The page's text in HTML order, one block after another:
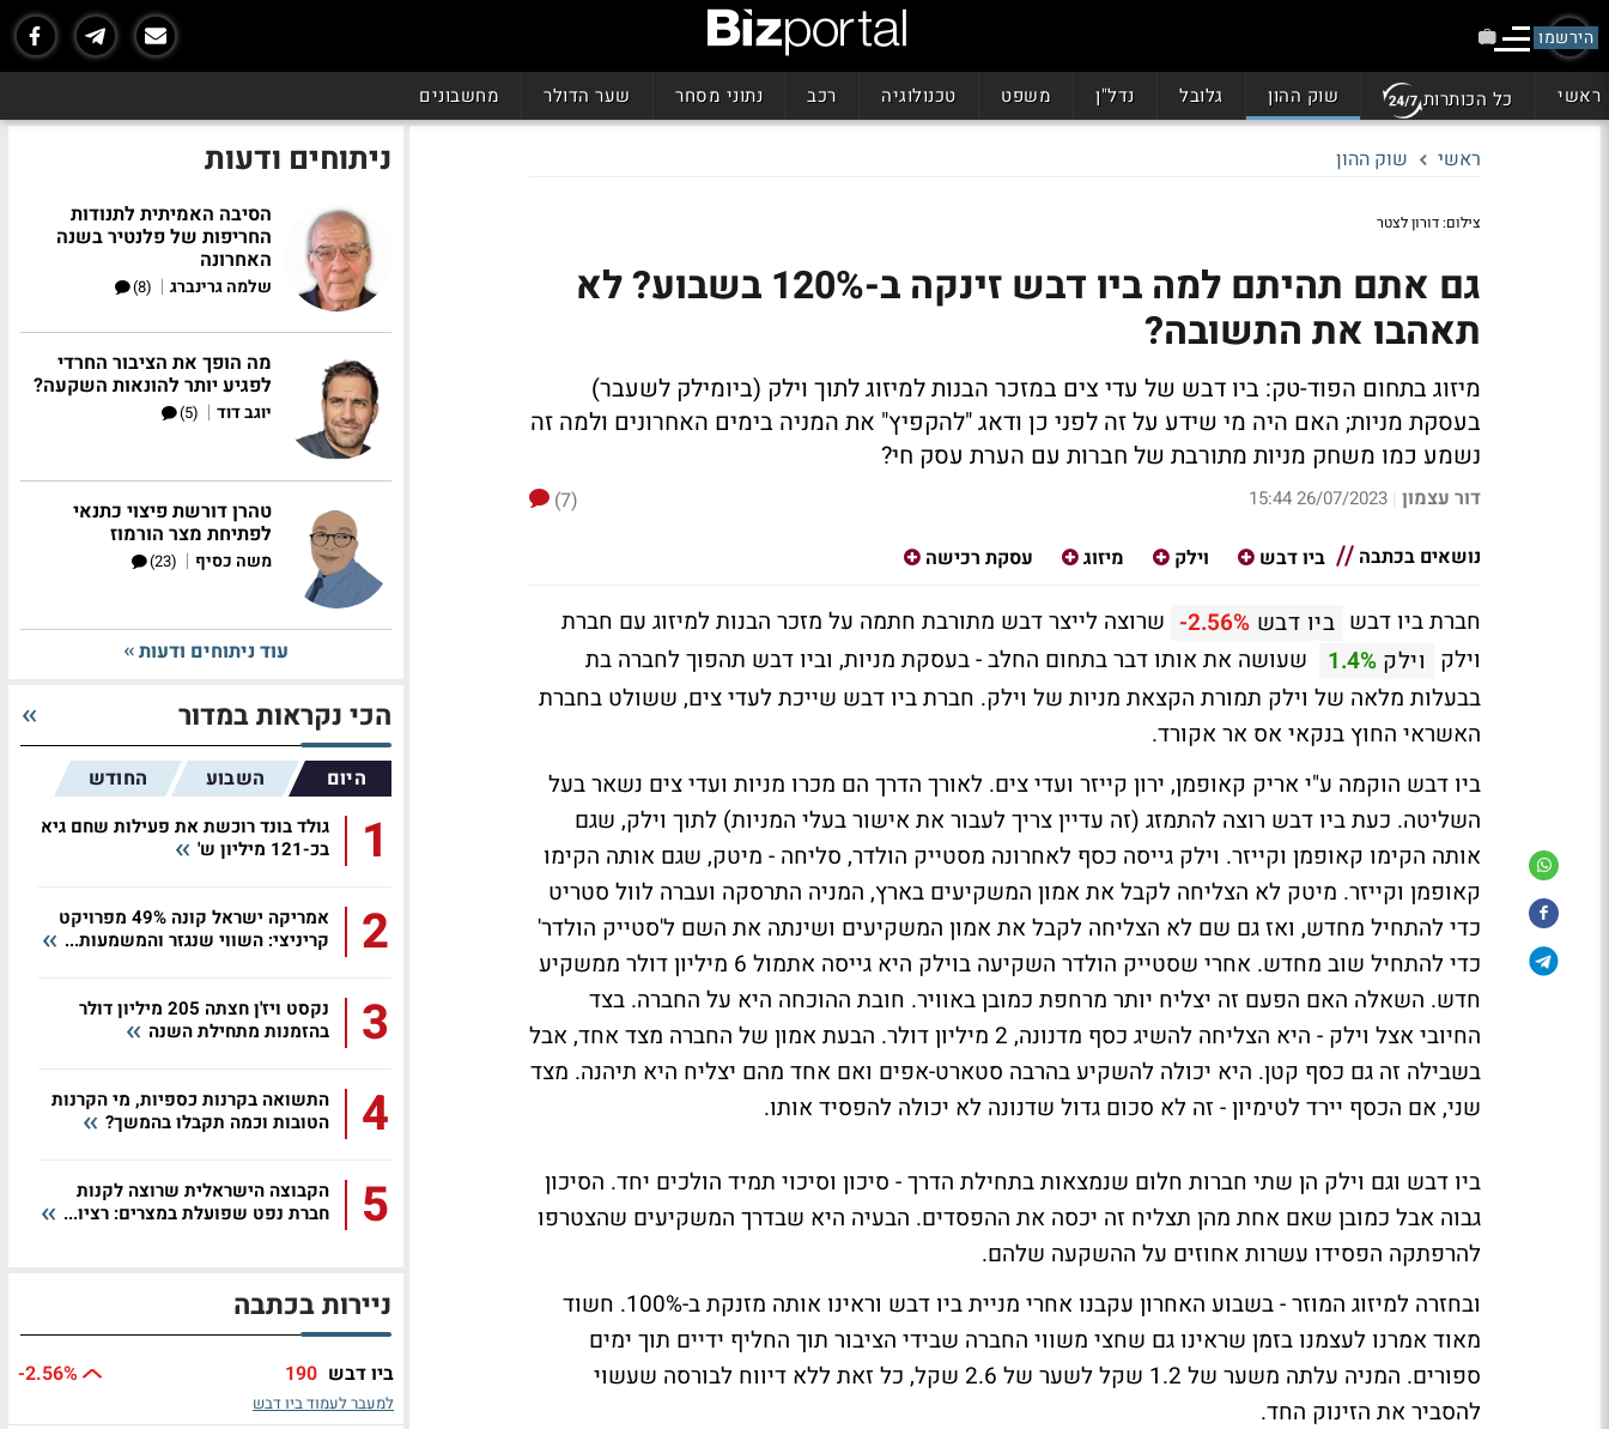
הירשמו
ראשי כל הכותרות שוק ההון גלובל נדל"ן משפט טכנולוגיה רכב נתוני מסחר שער הדולר מחשבונים
ראשי שוק ההון
צילום: דורון לצטר
גם אתם תהיתם למה ביו דבש זינקה ב-120% בשבוע? לא
תאהבו את התשובה?
מיזוג בתחום הפוד-טק: ביו דבש של עדי צים במזכר הבנות למיזוג לתוך וילק (ביומילק לשעבר)
בעסקת מניות; האם היה מי שידע על זה לפני כן ודאג "להקפיץ" את המניה בימים האחרונים ולמה זה
נשמע כמו משחק מניות מתורבת של חברות עם הערת עסק חי?
דור עצמון |
26/07/2023 15:44
(7)
נושאים בכתבה
ביו דבש וילק מיזוג עסקת רכישה
חברת ביו דבש ביו דבש -2.56% שרוצה לייצר דבש מתורבת חתמה על מזכר הבנות למיזוג עם חברת
וילק וילק 1.4%
שעושה את אותו דבר בתחום החלב - בעסקת מניות, וביו דבש תהפוך לחברה בת
בבעלות מלאה של וילק תמורת הקצאת מניות של וילק. חברת ביו דבש שייכת לעדי צים, ששולט בחברת
האשראי החוץ בנקאי אס אר אקורד.
ביו דבש הוקמה ע"י אריק קאופמן, ירון קייזר ועדי צים. לאורך הדרך הם מכרו מניות ועדי צים נשאר בעל
השליטה. כעת ביו דבש רוצה להתמזג (זה עדיין צריך לעבור את אישור בעלי המניות) לתוך וילק, שגם
אותה הקימו קאופמן וקייזר. וילק גייסה כסף לאחרונה מסטייק הולדר, סליחה - מיטק, שגם אותה הקימו
קאופמן וקייזר. מיטק לא הצליחה לקבל את אמון המשקיעים בארץ, המניה התרסקה ועברה לוול סטריט
כדי להתחיל מחדש, ואז גם שם לא הצליחה לקבל את אמון המשקיעים ושינתה את השם ל'סטייק הולדר'
כדי להתחיל שוב מחדש. אחרי שסטייק הולדר השקיעה בוילק היא גייסה אתמול 6 מיליון דולר ממשקיע
חדש. השאלה האם הפעם זה יצליח יותר מרחפת כמובן באוויר. חובת ההוכחה היא על החברה. בצד
החיובי אצל וילק - היא הצליחה להשיג כסף מדנונה, 2 מיליון דולר. הבעת אמון של החברה מצד אחד, אבל
בשבילה זה גם כסף קטן. היא יכולה להשקיע בהרבה סטארט-אפים ואם אחד מהם יצליח היא תיהנה. מצד
שני, אם הכסף יירד לטימיון - זה לא סכום גדול שדנונה לא יכולה להפסיד אותו.
ביו דבש וגם וילק הן שתי חברות חלום שנמצאות בתחילת הדרך - סיכון וסיכוי תמיד הולכים יחד. הסיכון
גבוה אבל כמובן שאם אחת מהן תצליח זה יכסה את ההפסדים. הבעיה היא שבדרך המשקיעים שהצטרפו
להרפתקה הפסידו עשרות אחוזים על ההשקעה שלהם.
ובחזרה למיזוג המוזר - בשבוע האחרון עקבנו אחרי מניית ביו דבש וראינו אותה מזנקת ב-100%. חשוד
מאוד אמרנו לעצמנו בזמן שראינו גם שחצי משווי החברה שבידי הציבור תוך החליף ידיים תוך ימים
ספורים. המניה עלתה משער של 1.2 שקל לשער של 2.6 שקל, כל זאת ללא דיווח לבורסה שעשוי
להסביר את הזינוק החד.
ניתוחים ודעות
הסיבה האמיתית לתנודות
החריפות של פלנטיר בשנה
האחרונה
שלמה גרינברג |
(8)
מה הופך את הציבור החרדי
לפגיע יותר להונאות השקעה?
יוגב דוד |
(5)
טהרן דורשת פיצוי כתנאי
לפתיחת מצר הורמוז
משה כסיף |
(23)
עוד ניתוחים ודעות
הכי נקראות במדור
היום השבוע החודש
1
גולד בונד רוכשת את פעילות שחם גיא
בכ-121 מיליון ש'
2
אמריקה ישראל קונה 49% מפרויקט
קריניצי: השווי שנגזר והמשמעות...
3
נקסט ויז'ן חצתה 205 מיליון דולר
בהזמנות מתחילת השנה
4
התשואה בקרנות כספיות, מי הקרנות
הטובות וכמה תקבלו בהמשך?
5
הקבוצה הישראלית שרוצה לקנות
חברת נפט שפועלת במצרים: רציו...
ניירות בכתבה
ביו דבש 190
-2.56%
למעבר לעמוד ביו דבש